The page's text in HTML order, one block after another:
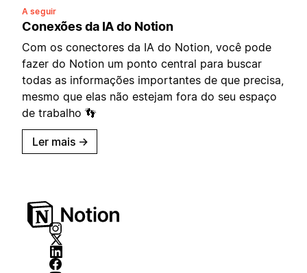
A seguir
Conexões da IA do Notion
Com os conectores da IA do Notion, você pode
fazer do Notion um ponto central para buscar
todas as informações importantes de que precisa,
mesmo que elas não estejam fora do seu espaço
de trabalho 👣
Ler mais →